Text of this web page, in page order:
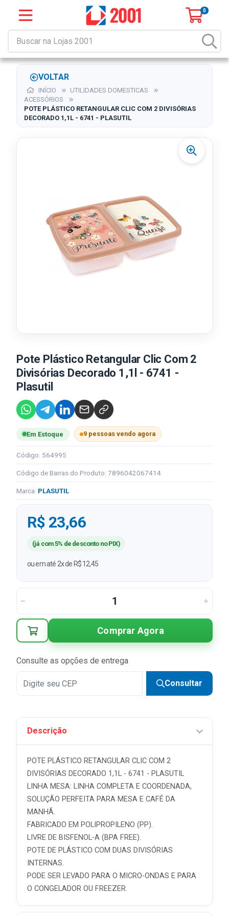
0
VOLTAR
INÍCIO
UTILIDADES DOMESTICAS
ACESSÓRIOS
POTE PLÁSTICO RETANGULAR CLIC COM 2 DIVISÓRIAS
DECORADO 1,1L - 6741 - PLASUTIL
Pote Plástico Retangular Clic Com 2
Divisórias Decorado 1,1l - 6741 -
Plasutil
Em Estoque 9 pessoas vendo agora
Código: 564995
Código de Barras do Produto: 7896042067414
Marca: PLASUTIL
R$ 23,66
(já com 5% de desconto no PIX)
ou em até 2x de R$ 12,45
Comprar Agora
Consulte as opções de entrega
Consultar
Descrição
POTE PLÁSTICO RETANGULAR CLIC COM 2
DIVISÓRIAS DECORADO 1,1L - 6741 - PLASUTIL
LINHA MESA: LINHA COMPLETA E COORDENADA,
SOLUÇÃO PERFEITA PARA MESA E CAFÉ DA
MANHÃ.
FABRICADO EM POLIPROPILENO (PP).
LIVRE DE BISFENOL-A (BPA FREE).
POTE DE PLÁSTICO COM DUAS DIVISÓRIAS
INTERNAS.
PODE SER LEVADO PARA O MICRO-ONDAS E PARA
O CONGELADOR OU FREEZER.